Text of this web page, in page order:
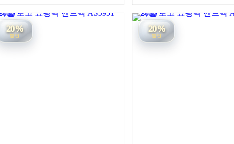
20%
할인
20%
할인